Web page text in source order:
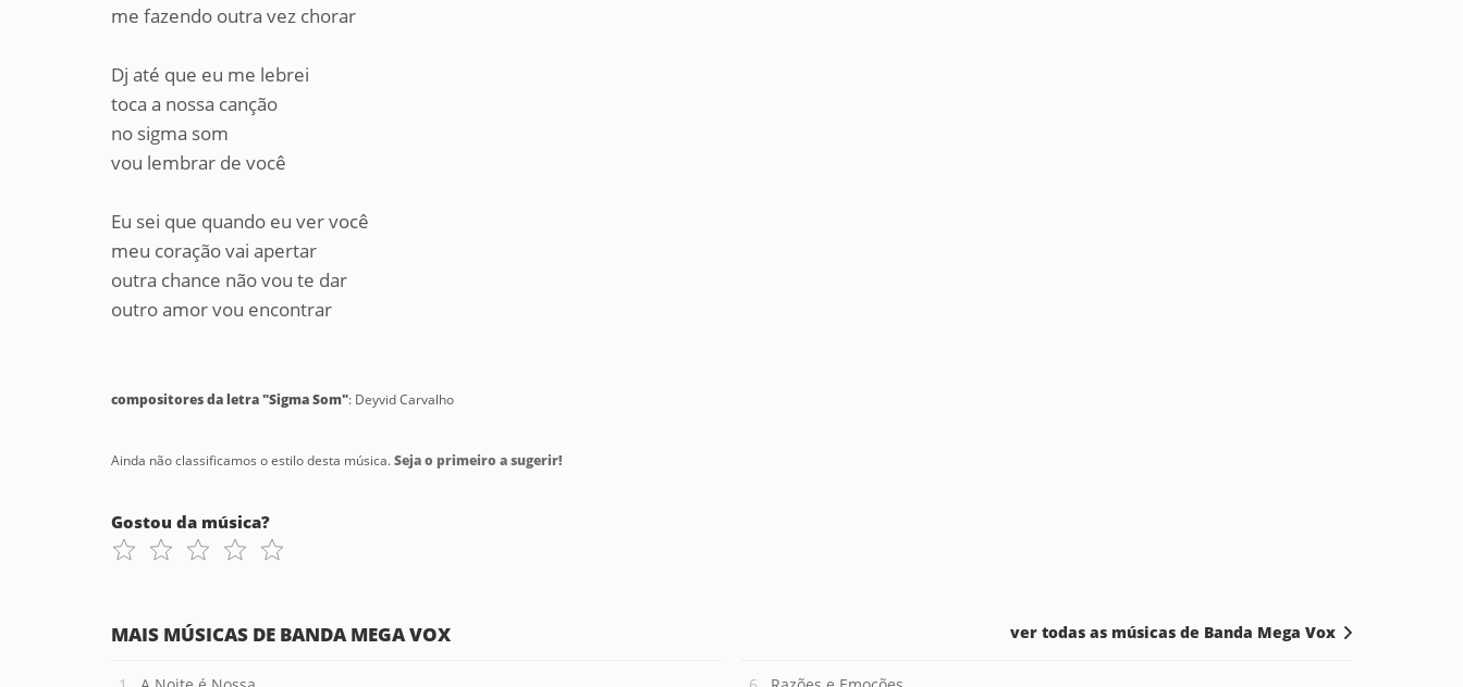
me fazendo outra vez chorar
Dj até que eu me lebrei
toca a nossa canção
no sigma som
vou lembrar de você
Eu sei que quando eu ver você
meu coração vai apertar
outra chance não vou te dar
outro amor vou encontrar
compositores da letra "Sigma Som": Deyvid Carvalho
Ainda não classificamos o estilo desta música.Seja o primeiro a sugerir!
Gostou da música?
MAIS MÚSICAS DE BANDA MEGA VOX ver todas as músicas de Banda Mega Vox